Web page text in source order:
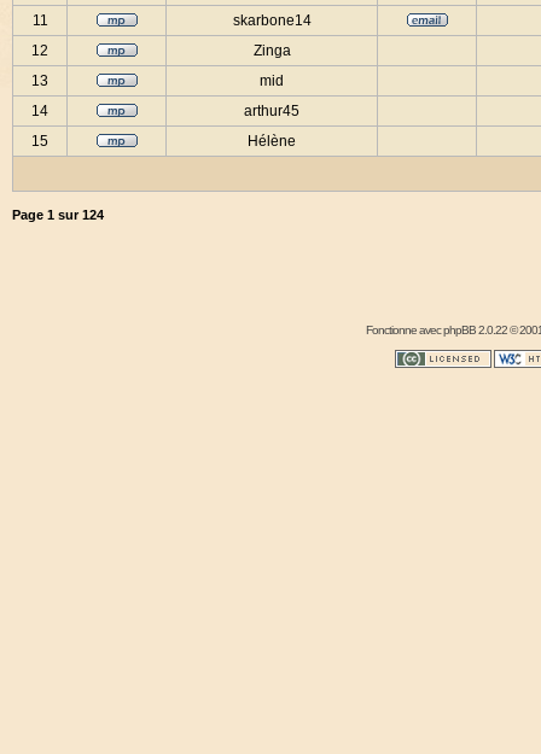
11
skarbone14
12
Zinga
13
mid
14
arthur45
15
Hélène
Page 1 sur124
Fonctionne avecphpBB2.0.22 ©